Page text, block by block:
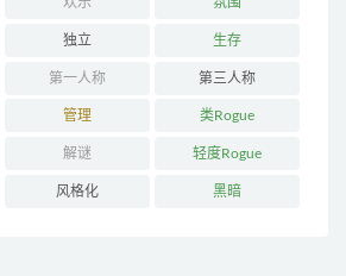
独立 生存
第一人称 第三人称
管理 类Rogue
解谜 轻度Rogue
风格化 黑暗